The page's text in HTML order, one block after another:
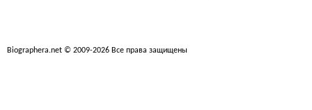
Biographera.net © 2009-2026 Все права защищены